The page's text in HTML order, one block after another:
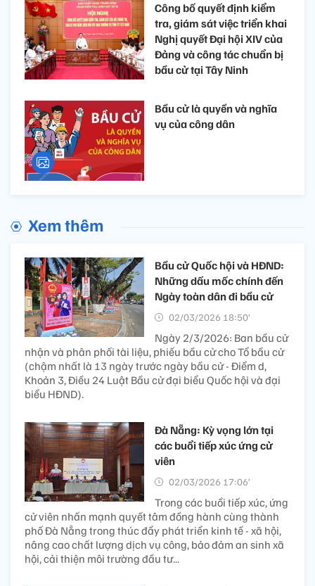
Công bố quyết định kiểm
tra, giám sát việc triển khai
Nghị quyết Đại hội XIV của
Đảng và công tác chuẩn bị
bầu cử tại Tây Ninh
Bầu cử là quyền và nghĩa
vụ của công dân
Xem thêm
Bầu cử Quốc hội và HĐND:
Những dấu mốc chính đến
Ngày toàn dân đi bầu cử
02/03/2026 18:50’
Ngày 2/3/2026: Ban bầu cử
nhận và phân phối tài liệu, phiếu bầu cử cho Tổ bầu cử
(chậm nhất là 13 ngày trước ngày bầu cử - Điểm d,
Khoản 3, Điều 24 Luật Bầu cử đại biểu Quốc hội và đại
biểu HĐND).
Đà Nẵng: Kỳ vọng lớn tại
các buổi tiếp xúc ứng cử
viên
02/03/2026 17:06’
Trong các buổi tiếp xúc, ứng
cử viên nhấn mạnh quyết tâm đồng hành cùng thành
phố Đà Nẵng trong thúc đẩy phát triển kinh tế - xã hội,
nâng cao chất lượng dịch vụ công, bảo đảm an sinh xã
hội, cải thiện môi trường đầu tư...